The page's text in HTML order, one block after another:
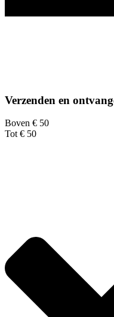
Verzenden en
Boven € 50
Tot € 50